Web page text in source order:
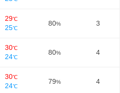
29℃
25℃
80% 3
30℃
24℃
80% 4
30℃
24℃
79% 4